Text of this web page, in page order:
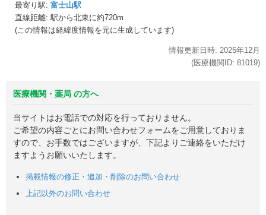
最寄り駅: 富士山駅
直線距離: 駅から北東に約720m
(この情報は経緯度情報を元に生成しています)
情報更新日時: 2025年12月
(医療機関ID: 81019)
医療機関・薬局 の方へ
当サイトはお電話での対応を行っておりません。
ご希望の内容ごとにお問い合わせフォームをご用意しておりま
すので、お手数ではございますが、下記よりご連絡をいただけ
ますようお願いいたします。
掲載情報の修正・追加・削除のお問い合わせ
上記以外のお問い合わせ